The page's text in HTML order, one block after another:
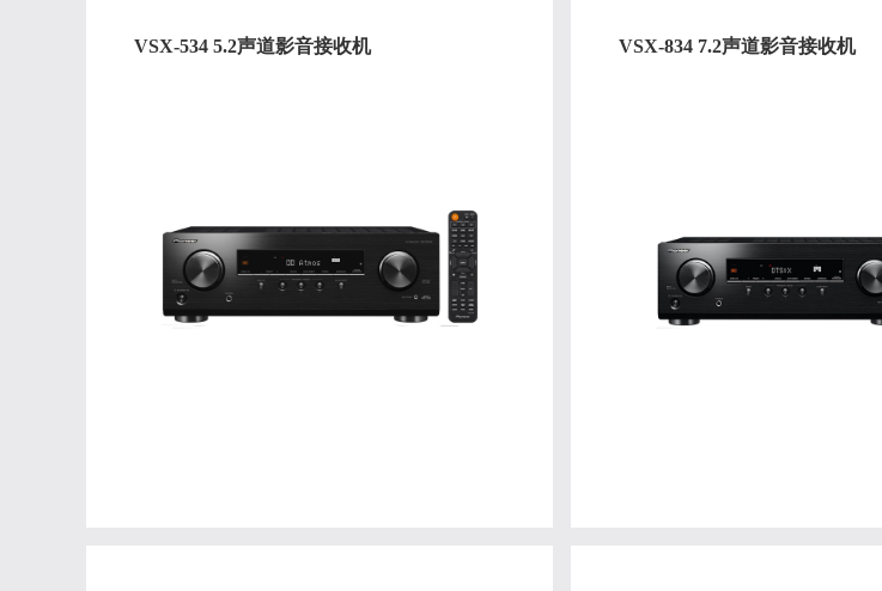
VSX-534 5.2声道影音接收机 VSX-834 7.2声道影音接收机